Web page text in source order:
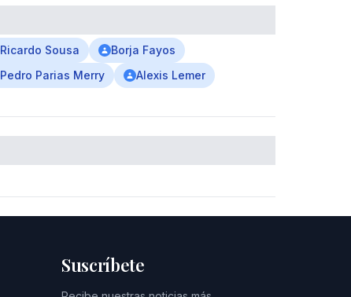
Ricardo Sousa
Borja Fayos
Pedro Parias Merry
Alexis Lemer
Suscríbete